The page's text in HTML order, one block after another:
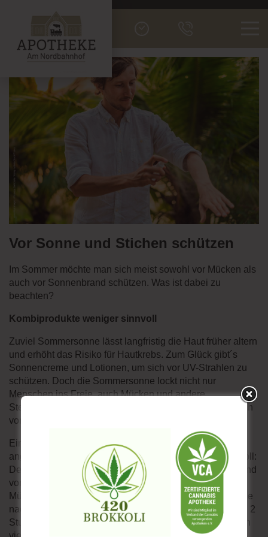
Vor Sonne und Stichen schützen
Im Sommer möchte man sich meist sowohl vor Mücken als
auch vor Sonnenbrand schützen. Was ist dabei zu
beachten?
Kombiprodukte weniger sinnvoll
Zuviel Sommersonne lässt langfristig die Haut früher altern
und erhöht das Risiko für Hautkrebs. Zum Glück gibt´s
Sonnencreme und Lotionen, um sich vor UV-Strahlen zu
schützen. Doch die Sommersonne lockt nicht nur
Menschen ins Freie, auch Mücken und andere
Stechinsekten haben Hochkonjunktur. Wie kann man sich
vor Sonne und Mücken gleichzeitig schützen?
Eine Möglichkeit sind Kombiprodukte, die im Handel
angeboten werden. Doch sie sind nicht unbedingt sinnvoll:
Denn meist muss der Sonnenschutz viel großflächiger und
vor allem häufiger aufgetragen werden als ein
Mückenschutzmittel. Während es bei der Sonnencreme je
nach Hauttyp und Lichtschutzfaktor allerspätestens nach 2
Stunden Zeit wird zum Nachcremen, wirken Repellentien